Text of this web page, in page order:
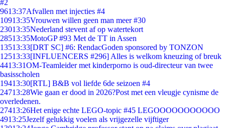
#2
9613:37Afvallen met injecties #4
10913:35Vrouwen willen geen man meer #30
23013:35Nederland stevent af op watertekort
28513:35MotoGP #93 Met de TT in Assen
13513:33[DRT SC] #6: RendacGoden sponsored by TONZON
12513:33[INFLUENCERS #296] Alles is welkom kneuzing of breuk
4413:31OM-Teamleider met kinderporno is oud-directeur van twee
basisscholen
19413:30[RTL] B&B vol liefde 6de seizoen #4
24713:28Wie gaan er dood in 2026?Post met een vleugje cynisme de
overledenen.
27413:26Het enige echte LEGO-topic #45 LEGOOOOOOOOOOO
4913:25Jezelf gelukkig voelen als vrijgezelle vijftiger